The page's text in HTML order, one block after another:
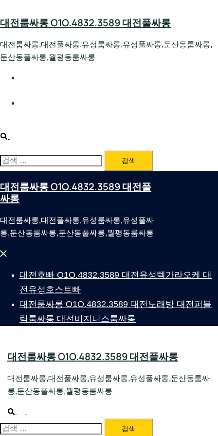
to
대전룸싸롱 O1O.4832.3589 대전풀싸롱
대전룸싸롱,대전풀싸롱,유성룸싸롱,유성풀싸롱,둔산동룸싸롱,
둔산동풀싸롱,월평동룸싸롱
Search
검
색:
대전룸싸롱 O1O.4832.3589 대전풀
싸롱
대전룸싸롱,대전풀싸롱,유성룸싸롱,유성풀싸
롱,둔산동룸싸롱,둔산동풀싸롱,월평동룸싸롱
Close
대전호빠 O1O.4832.3589 대전유성텍가라오케 대
전유성호스트빠
대전룸싸롱 O1O.4832.3589 대전노래방 대전퍼블
릭룸싸롱 대전비지니스룸싸롱
대전룸싸롱 O1O.4832.3589 대전풀싸롱
대전룸싸롱,대전풀싸롱,유성룸싸롱,유성풀싸롱,둔산동룸싸
롱,둔산동풀싸롱,월평동룸싸롱
Search
menu
검